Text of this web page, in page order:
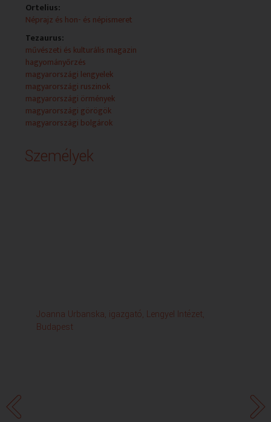
2022-től minden héten pénteken 26 percben
jelentkezünk a nemzetiségekhez kapcsolódó – de a
magyar és egyéb nemzetiséghez tartozók számára is
érdekes – irodalmat, könnyű és komolyzenét,
hagyományokat, képzőművészetet, történelmet,
egyházi életet, oktatást, az élet minden szegmensét
bemutató magazinműsorunkkal. A kulturális ajánlóban
pedig gyekszünk minél szélesebb körben beharangozni
eseményeket, újonnan megjelent könyveket,
szintén szélesebb körben adhat számot érdeklődésre.
Ortelius:
Néprajz és hon- és népismeret
Tezaurus:
művészeti és kulturális magazin
hagyományőrzés
magyarországi lengyelek
magyarországi ruszinok
magyarországi örmények
magyarországi görögök
magyarországi bolgárok
Személyek
Joanna Urbanska, igazgató, Lengyel Intézet,
Budapest